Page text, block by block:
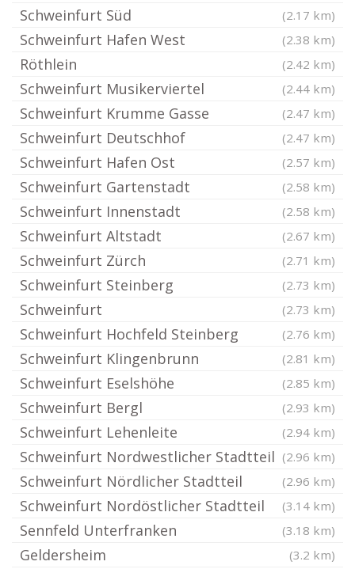
Schweinfurt Süd (2.17 km)
Schweinfurt Hafen West (2.38 km)
Röthlein (2.42 km)
Schweinfurt Musikerviertel (2.44 km)
Schweinfurt Krumme Gasse (2.47 km)
Schweinfurt Deutschhof (2.47 km)
Schweinfurt Hafen Ost (2.57 km)
Schweinfurt Gartenstadt (2.58 km)
Schweinfurt Innenstadt (2.58 km)
Schweinfurt Altstadt (2.67 km)
Schweinfurt Zürch (2.71 km)
Schweinfurt Steinberg (2.73 km)
Schweinfurt (2.73 km)
Schweinfurt Hochfeld Steinberg (2.76 km)
Schweinfurt Klingenbrunn (2.81 km)
Schweinfurt Eselshöhe (2.85 km)
Schweinfurt Bergl (2.93 km)
Schweinfurt Lehenleite (2.94 km)
Schweinfurt Nordwestlicher Stadtteil (2.96 km)
Schweinfurt Nördlicher Stadtteil (2.96 km)
Schweinfurt Nordöstlicher Stadtteil (3.14 km)
Sennfeld Unterfranken (3.18 km)
Geldersheim (3.2 km)